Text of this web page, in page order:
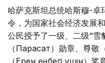
哈萨克斯坦总统哈斯穆-卓
令，为国家社会经济发展
公民授予了一级、二级“
（Парасат）勋章、尊敬